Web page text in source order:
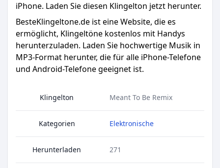
iPhone. Laden Sie diesen Klingelton jetzt herunter.
BesteKlingeltone.de ist eine Website, die es
ermöglicht, Klingeltöne kostenlos mit Handys
herunterzuladen. Laden Sie hochwertige Musik in
MP3-Format herunter, die für alle iPhone-Telefone
und Android-Telefone geeignet ist.
Klingelton Meant To Be Remix
Kategorien Elektronische
Herunterladen 271